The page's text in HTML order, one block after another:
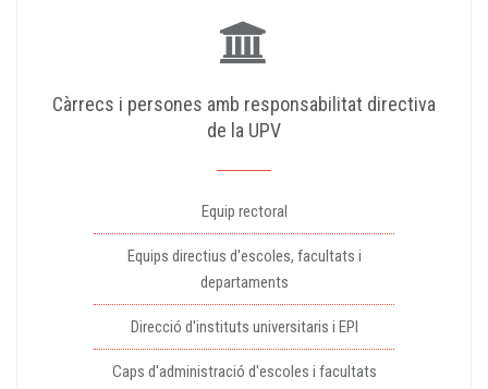
Càrrecs i persones amb responsabilitat directiva
de la UPV
Equip rectoral
Equips directius d'escoles, facultats i
departaments
Direcció d'instituts universitaris i EPI
Caps d'administració d'escoles i facultats